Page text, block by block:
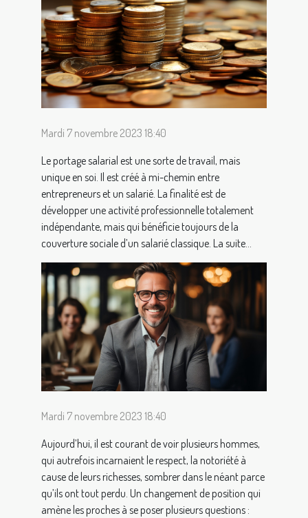
Mardi 7 novembre 2023 18:40
Le portage salarial est une sorte de travail, mais
unique en soi. Il est créé à mi-chemin entre
entrepreneurs et un salarié. La finalité est de
développer une activité professionnelle totalement
indépendante, mais qui bénéficie toujours de la
couverture sociale d’un salarié classique. La suite...
Mardi 7 novembre 2023 18:40
Aujourd’hui, il est courant de voir plusieurs hommes,
qui autrefois incarnaient le respect, la notoriété à
cause de leurs richesses, sombrer dans le néant parce
qu’ils ont tout perdu. Un changement de position qui
amène les proches à se poser plusieurs questions :